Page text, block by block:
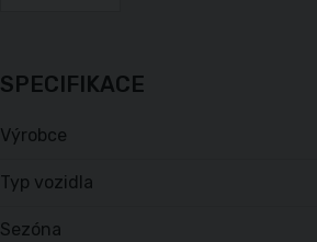
SPECIFIKACE
Výrobce
Typ vozidla
Sezóna